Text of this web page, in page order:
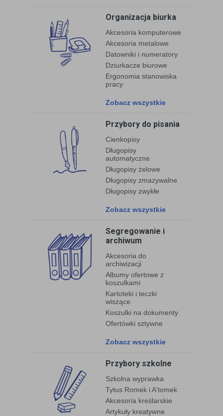
Organizacja biurka
Akcesoria komputerowe
Akcesoria metalowe
Datowniki i numeratory
Dziurkacze biurowe
Ergonomia stanowiska
pracy
Zobacz wszystkie
Przybory do pisania
Cienkopisy
Długopisy
automatyczne
Długopisy żelowe
Długopisy zmazywalne
Długopisy zwykłe
Zobacz wszystkie
Segregowanie i
archiwum
Akcesoria do
archiwizacji
Albumy ofertowe z
koszulkami
Kartoteki i teczki
wiszące
Koszulki na dokumenty
Ofertówki sztywne
Zobacz wszystkie
Przybory szkolne
Szkolna wyprawka
Tytus Romek i A'tomek
Akcesoria kreślarskie
Artykuły kreatywne